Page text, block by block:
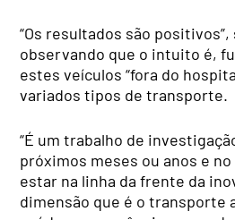
“Os resultados são
observando que o intuito é,
estes veículos “fora do
variados tipos de transporte.
“É um trabalho de
próximos meses ou anos e
estar na linha da frente da
dimensão que é o transporte